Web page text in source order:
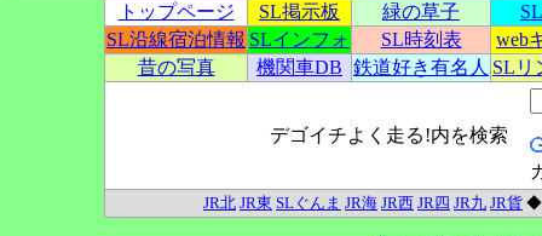
トップページ SL掲示板 緑の草子
SL沿線宿泊情報 SLインフォ SL時刻表
web
昔の写真
機関車DB 鉄道好き有名人 SLリ
デゴイチよく走る!内を検索
JR北 JR東 SLぐんま JR海 JR西 JR四 JR九 JR貨